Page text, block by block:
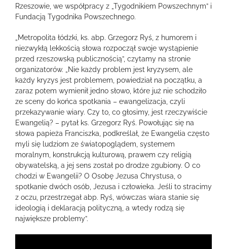
Rzeszowie, we współpracy z „Tygodnikiem Powszechnym” i
Fundacją Tygodnika Powszechnego.
„Metropolita łódzki, ks. abp. Grzegorz Ryś, z humorem i
niezwykłą lekkością słowa rozpoczął swoje wystąpienie
przed rzeszowską publicznością”, czytamy na stronie
organizatorów. „Nie każdy problem jest kryzysem, ale
każdy kryzys jest problemem, powiedział na początku, a
zaraz potem wymienił jedno słowo, które już nie schodziło
ze sceny do końca spotkania – ewangelizacja, czyli
przekazywanie wiary. Czy to, co głosimy, jest rzeczywiście
Ewangelią? – pytał ks. Grzegorz Ryś. Powołując się na
słowa papieża Franciszka, podkreślał, że Ewangelia często
myli się ludziom ze światopoglądem, systemem
moralnym, konstrukcją kulturową, prawem czy religią
obywatelską, a jej sens został po drodze zgubiony. O co
chodzi w Ewangelii? O Osobę Jezusa Chrystusa, o
spotkanie dwóch osób, Jezusa i człowieka. Jeśli to stracimy
z oczu, przestrzegał abp. Ryś, wówczas wiara stanie się
ideologią i deklaracją polityczną, a wtedy rodzą się
największe problemy”.